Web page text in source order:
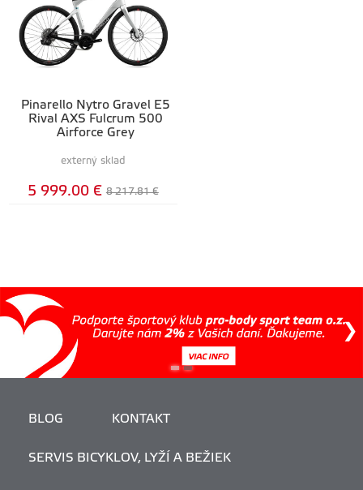
Pinarello Nytro Gravel E5
Rival AXS Fulcrum 500
Airforce Grey
externý sklad
5 999.00 € 8 217.81 €
BLOG KONTAKT
SERVIS BICYKLOV, LYŽÍ A BEŽIEK